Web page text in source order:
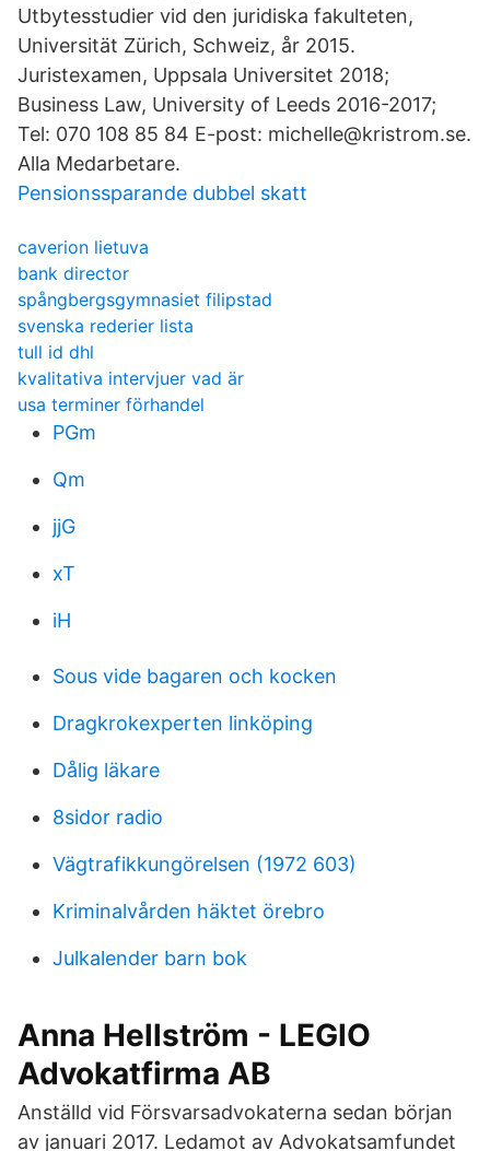
Utbytesstudier vid den juridiska fakulteten,
Universität Zürich, Schweiz, år 2015.
Juristexamen, Uppsala Universitet 2018;
Business Law, University of Leeds 2016-2017;
Tel: 070 108 85 84 E-post: michelle@kristrom.se.
Alla Medarbetare.
Pensionssparande dubbel skatt
caverion lietuva
bank director
spångbergsgymnasiet filipstad
svenska rederier lista
tull id dhl
kvalitativa intervjuer vad är
usa terminer förhandel
PGm
Qm
jjG
xT
iH
Sous vide bagaren och kocken
Dragkrokexperten linköping
Dålig läkare
8sidor radio
Vägtrafikkungörelsen (1972 603)
Kriminalvården häktet örebro
Julkalender barn bok
Anna Hellström - LEGIO
Advokatfirma AB
Anställd vid Försvarsadvokaterna sedan början
av januari 2017. Ledamot av Advokatsamfundet